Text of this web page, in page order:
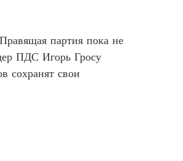
партия пока не
ПДС Игорь Гросу
сохранят свои